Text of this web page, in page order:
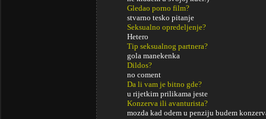
Gledao porno film?
stvarno tesko pitanje
Seksualno opredeljenje?
Hetero
Tip seksualnog partnera?
gola manekenka
Dildos?
no coment
Da li vam je bitno gde?
u rijetkim prilikama jeste
Konzerva ili avanturista?
mozda kad odem u penziju budem